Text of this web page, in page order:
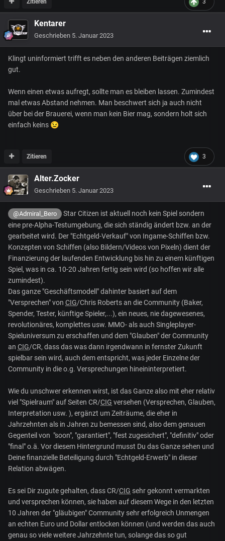
3
Zitieren
Kentarer
Geschrieben 5. Januar 2023
Klingt uninformiert trifft es neben den anderen Beiträgen ziemlich
gut.
Wenn einen etwas aufregt, sollte man es bleiben lassen. Zumindest
mal etwas Abstand nehmen. Man beschwert sich ja auch nicht
über bei der Brauerei, wenn man kein Bier mag, sondern holt sich
einfach keins 😉
3
Zitieren
Alter.Zocker
Geschrieben 5. Januar 2023
@Admiral_Bero
Star Citizen ist aktuell noch kein Spiel sondern
eine pre-Alpha-Testumgebung, die sich ständig ändert bzw. an der
gearbeitet wird. Der "Echtgeld-Verkauf" von Ingame-Schiffen bzw.
Konzepten von Schiffen (also Bildern/Videos von Pixeln) dient der
Finanzierung der laufenden Entwicklung bis hin zu einem künftigen
Spiel, was in ca. 10-20 Jahren fertig sein wird (so hoffen wir alle
zumindest).
Das ganze "Geschäftsmodell" dahinter basiert auf dem
"Versprechen" von CIG/Chris Roberts an die Community (Baker,
Spender, Tester, künftige Spieler,...), ein neues, nie dagewesenes,
revolutionäres, komplettes usw. MMO- als auch Singleplayer-
Spieluniversum zu erschaffen und dem "Glauben" der Community
an CIG/CR, dass das was dann irgendwann in fernster Zukunft
spielbar sein wird, auch dem entspricht, was jeder Einzelne der
Community in die o.g. Versprechungen hineininterpretiert.
Wie du unschwer erkennen wirst, ist das Ganze also mit eher relativ
viel "Spielraum" auf Seiten CR/CIG versehen (Versprechen, Glauben,
Interpretation usw. ), ergänzt um Zeiträume, die eher in
Jahrzehnten als in Jahren zu bemessen sind, also dem genauen
Gegenteil von "soon", "garantiert", "fest zugesichert", "definitiv" oder
"final" o.ä. Vor diesem Hintergrund musst Du das Ganze sehen und
Deine finanzielle Beteiligung durch "Echtgeld-Erwerb" in dieser
Relation abwägen.
Es sei Dir zugute gehalten, dass CR/CIG sehr gekonnt vermarkten
und versprechen können, sie haben auf diesem Wege in den letzten
10 Jahren der "gläubigen" Community sehr erfolgreich Unmengen
an echten Euro und Dollar entlocken können (und werden das auch
genau so viele weitere Jahrzehnte tun, solange das so gut